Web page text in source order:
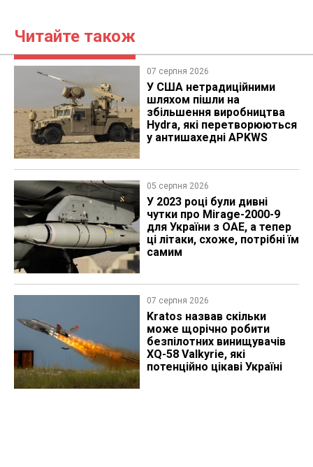
Читайте також
07 серпня 2026
У США нетрадиційними
шляхом пішли на
збільшення виробництва
Hydra, які перетворюються
у антишахедні APKWS
05 серпня 2026
У 2023 році були дивні
чутки про Mirage-2000-9
для України з ОАЕ, а тепер
ці літаки, схоже, потрібні їм
самим
07 серпня 2026
Kratos назвав скільки
може щорічно робити
безпілотних винищувачів
XQ-58 Valkyrie, які
потенційно цікаві Україні